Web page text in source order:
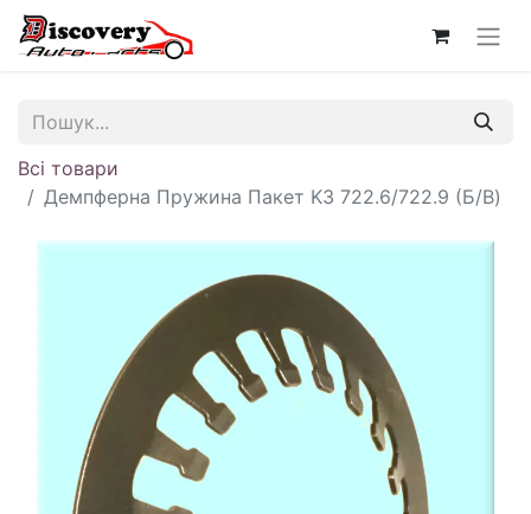
Всі товари
Демпферна Пружина Пакет K3 722.6/722.9 (Б/В)